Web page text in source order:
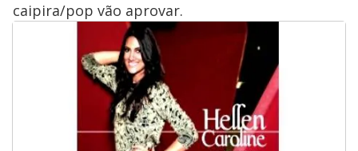
caipira/pop vão aprovar.